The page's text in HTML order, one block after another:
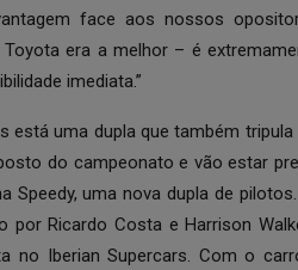
face aos nossos
era a melhor – é
imediata.”
está uma dupla que também tripula
do campeonato e vão estar
Speedy, uma nova dupla de
por Ricardo Costa e Harrison
no Iberian Supercars. Com o